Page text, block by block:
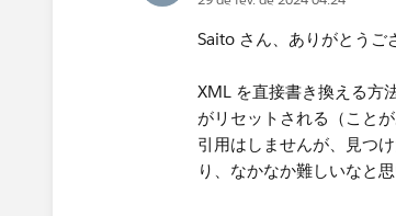
Saito さん、ありがとうご
XML を直接書き換える方
がリセットされる（こと
引用はしませんが、見つ
り、なかなか難しいなと